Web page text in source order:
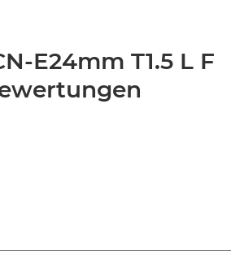
E24mm T1.5 L F